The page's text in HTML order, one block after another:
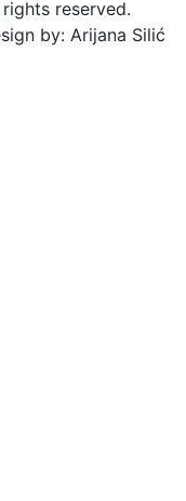
reserved.
by: Arijana Silić